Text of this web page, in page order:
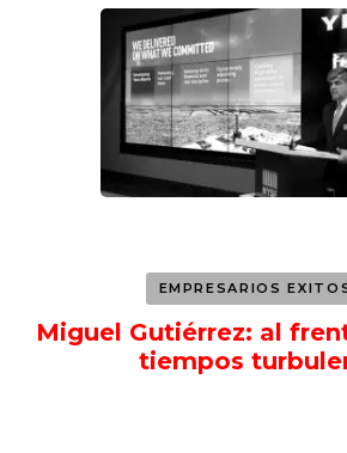
EMPRESARIOS
Miguel Gutiérrez: al
tiempos